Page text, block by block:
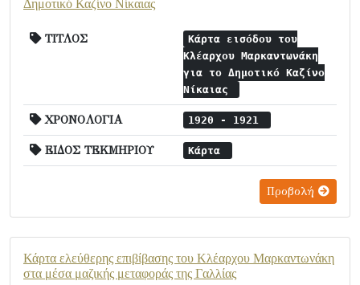
Δημοτικό Καζίνο Νίκαιας
ΤΙΤΛΟΣ
Κάρτα εισόδου του
Κλέαρχου Μαρκαντωνάκη
για το Δημοτικό Καζίνο
Νίκαιας
ΧΡΟΝΟΛΟΓΙΑ 1920 - 1921
ΕΙΔΟΣ ΤΕΚΜΗΡΙΟΥ Κάρτα
Προβολή
Κάρτα ελεύθερης επιβίβασης του Κλέαρχου Μαρκαντωνάκη
στα μέσα μαζικής μεταφοράς της Γαλλίας